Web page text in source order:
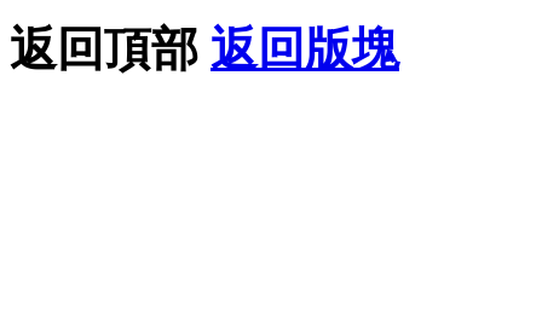
返回頂部 返回版塊